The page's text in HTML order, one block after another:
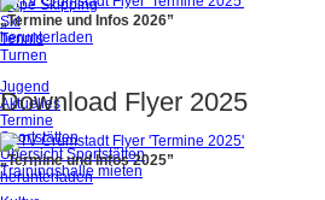
Rope Skipping
Ski
Tennis
Turnen
Jugend
Aktuelles
Termine
Sportstätten
Übersicht Sportstätten
Trainingshalle mieten
„Termine und Infos 2026”
herunterladen
Download Flyer 2025
„Termine und Infos 2025”
herunterladen